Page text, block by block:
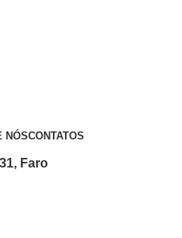
NÓSCONTATOS
Faro